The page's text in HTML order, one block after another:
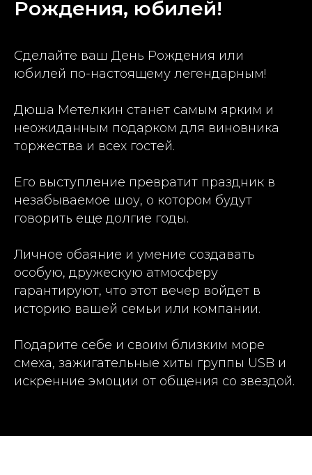
Рождения, юбилей!
Сделайте ваш День Рождения или
юбилей по-настоящему легендарным!
Дюша Метелкин станет самым ярким и
неожиданным подарком для виновника
торжества и всех гостей.
Его выступление превратит праздник в
незабываемое шоу, о котором будут
говорить еще долгие годы.
Личное обаяние и умение создавать
особую, дружескую атмосферу
гарантируют, что этот вечер войдет в
историю вашей семьи или компании.
Подарите себе и своим близким море
смеха, зажигательные хиты группы USB и
искренние эмоции от общения со звездой.